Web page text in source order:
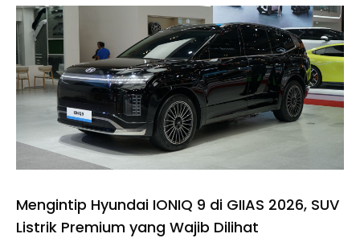
Mengintip Hyundai IONIQ 9 di GIIAS 2026, SUV
Listrik Premium yang Wajib Dilihat